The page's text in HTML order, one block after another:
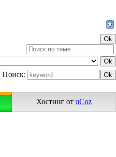
Поиск:
Хостинг от uCoz